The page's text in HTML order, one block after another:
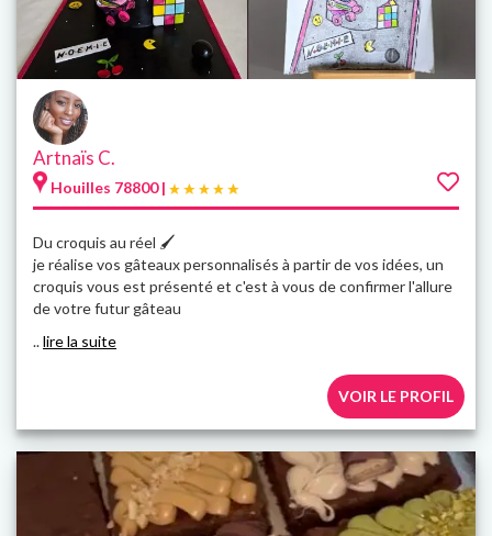
Artnaïs C.
Houilles 78800 |
Du croquis au réel 🖌
je réalise vos gâteaux personnalisés à partir de vos idées, un
croquis vous est présenté et c'est à vous de confirmer l'allure
de votre futur gâteau
..lire la suite
VOIR LE PROFIL